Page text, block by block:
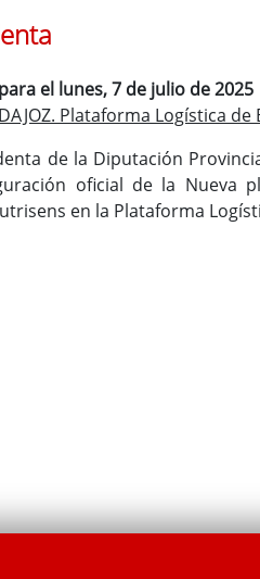
el lunes, 7 de julio de 2025
Plataforma Logística de
de la Diputación
oficial de la Nueva
en la Plataforma